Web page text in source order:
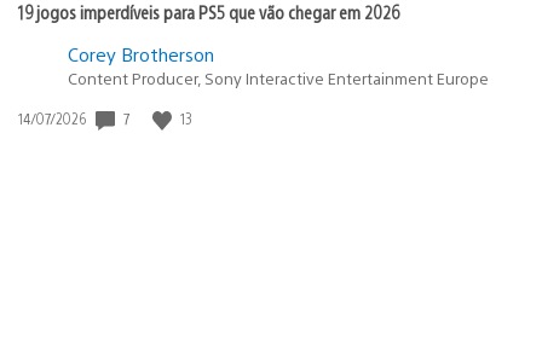
19 jogos imperdíveis para PS5 que vão chegar em 2026
Corey Brotherson
Content Producer, Sony Interactive Entertainment Europe
Data
14/07/2026 7 13